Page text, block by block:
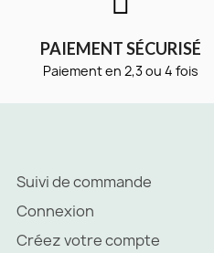
PAIEMENT SÉCURISÉ
Paiement en 2,3 ou 4 fois
Suivi de commande
Connexion
Créez votre compte